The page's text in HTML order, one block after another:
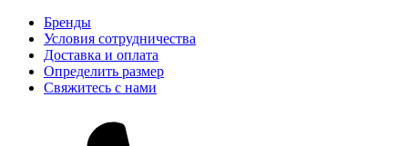
Бренды
Условия сотрудничества
Доставка и оплата
Определить размер
Свяжитесь с нами